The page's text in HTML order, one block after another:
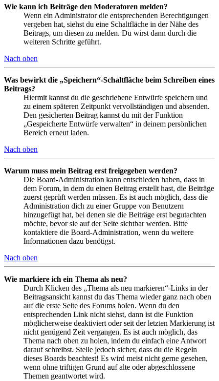
Wie kann ich Beiträge den Moderatoren melden?
Wenn ein Administrator die entsprechenden Berechtigungen
vergeben hat, siehst du eine Schaltfläche in der Nähe des
Beitrags, um diesen zu melden. Du wirst dann durch die
weiteren Schritte geführt.
Nach oben
Was bewirkt die „Speichern“-Schaltfläche beim Schreiben eines
Beitrags?
Hiermit kannst du die geschriebene Entwürfe speichern und
zu einem späteren Zeitpunkt vervollständigen und absenden.
Den gesicherten Beitrag kannst du mit der Funktion
„Gespeicherte Entwürfe verwalten“ in deinem persönlichen
Bereich erneut laden.
Nach oben
Warum muss mein Beitrag erst freigegeben werden?
Die Board-Administration kann entschieden haben, dass in
dem Forum, in dem du einen Beitrag erstellt hast, die Beiträge
zuerst geprüft werden müssen. Es ist auch möglich, dass die
Administration dich zu einer Gruppe von Benutzern
hinzugefügt hat, bei denen sie die Beiträge erst begutachten
möchte, bevor sie auf der Seite sichtbar werden. Bitte
kontaktiere die Board-Administration, wenn du weitere
Informationen dazu benötigst.
Nach oben
Wie markiere ich ein Thema als neu?
Durch Klicken des „Thema als neu markieren“-Links in der
Beitragsansicht kannst du das Thema wieder ganz nach oben
auf die erste Seite des Forums holen. Wenn du den
entsprechenden Link nicht siehst, dann ist die Funktion
möglicherweise deaktiviert oder seit der letzten Markierung ist
nicht genügend Zeit vergangen. Es ist auch möglich, das
Thema nach oben zu holen, indem du einfach eine Antwort
darauf schreibst. Stelle jedoch sicher, dass du die Regeln
dieses Boards beachtest! Es wird meist nicht gerne gesehen,
wenn ohne triftigen Grund auf alte oder abgeschlossene
Themen geantwortet wird.